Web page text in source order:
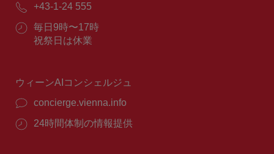
ー
ル：
電
番
号：
+43-1-24 555
営
業
毎日9時〜17時
祝祭日は休業
ウィーンAIコンシェルジュ
concierge.vienna.info
24時間体制の情報提供